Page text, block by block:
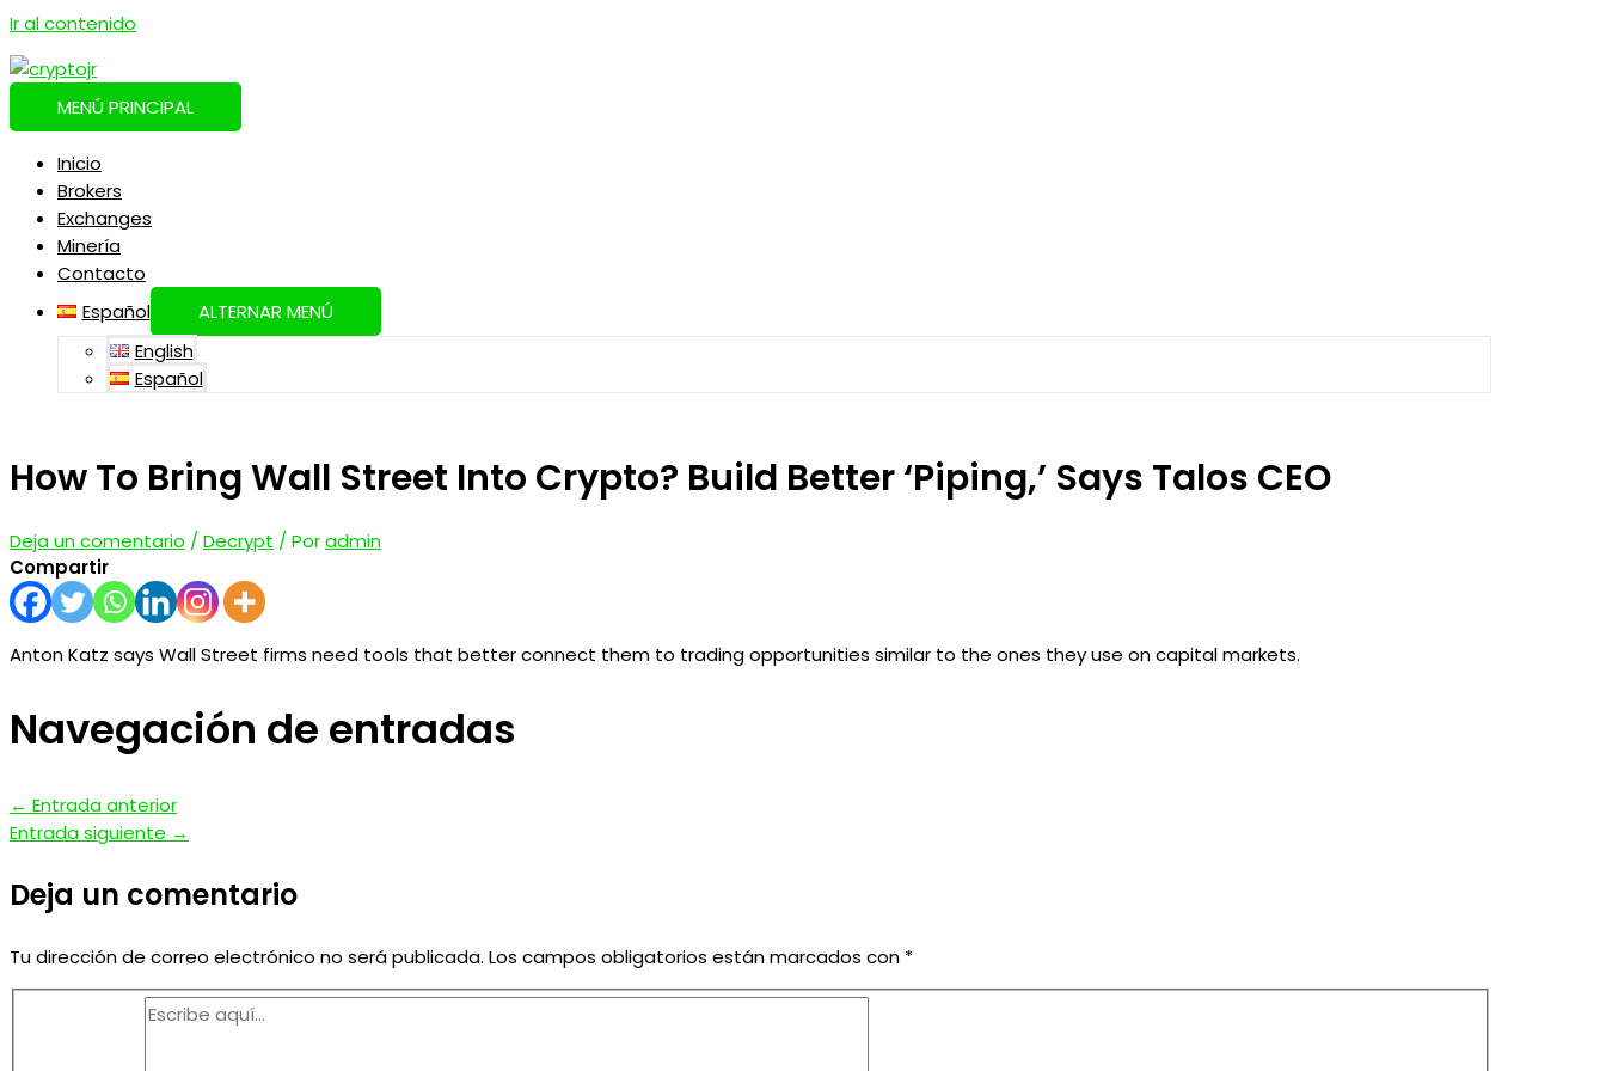
Ir al contenido
MENÚ PRINCIPAL
Inicio
Brokers
Exchanges
Minería
Contacto
Español
ALTERNAR MENÚ
English
Español
How To Bring Wall Street Into Crypto? Build Better ‘Piping,’ Says Talos CEO
Deja un comentario /Decrypt / Poradmin
Compartir
Anton Katz says Wall Street firms need tools that better connect them to trading opportunities similar to the ones they use on capital markets.
Navegación de entradas
← Entrada anterior
Entrada siguiente →
Deja un comentario
Tu dirección de correo electrónico no será publicada. Los campos obligatorios están marcados con *